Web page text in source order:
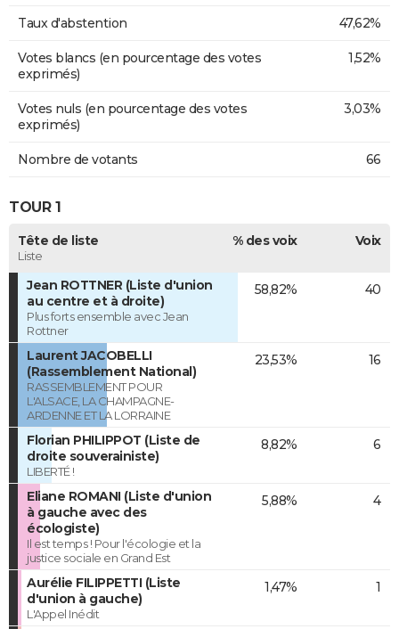
Taux d'abstention 47,62%
Votes blancs (en pourcentage des votes
exprimés)
1,52%
Votes nuls (en pourcentage des votes
exprimés)
3,03%
Nombre de votants 66
TOUR 1
Tête de liste
Liste
% des voix Voix
Jean ROTTNER (Liste d'union
au centre et à droite)
Plus forts ensemble avec Jean
Rottner
58,82% 40
Laurent JACOBELLI
(Rassemblement National)
RASSEMBLEMENT POUR
L'ALSACE, LA CHAMPAGNE-
ARDENNE ET LA LORRAINE
23,53% 16
Florian PHILIPPOT (Liste de
droite souverainiste)
LIBERTÉ !
8,82% 6
Eliane ROMANI (Liste d'union
à gauche avec des
écologiste)
Il est temps ! Pour l'écologie et la
justice sociale en Grand Est
5,88% 4
Aurélie FILIPPETTI (Liste
d'union à gauche)
L'Appel Inédit
1,47% 1